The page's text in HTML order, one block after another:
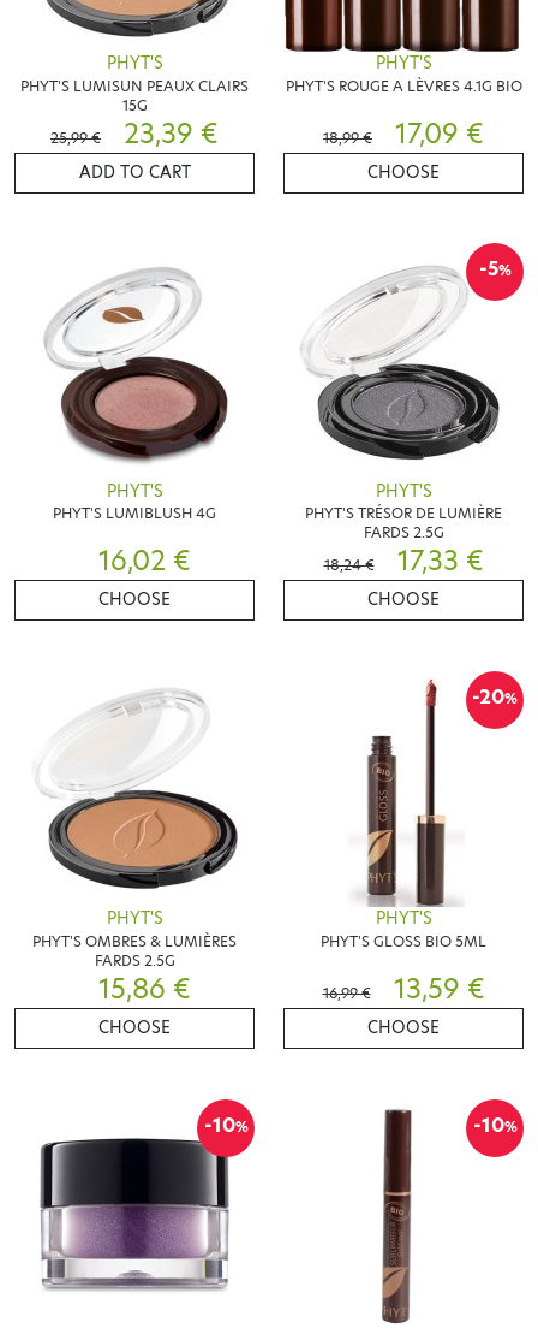
PHYT'S
PHYT'S LUMISUN PEAUX CLAIRS
15G
25,99 €
23,39 €
ADD TO CART
PHYT'S
PHYT'S ROUGE A LÈVRES 4.1G BIO
18,99 € 17,09 €
CHOOSE
PHYT'S
PHYT'S LUMIBLUSH 4G
16,02 €
CHOOSE
-5%
PHYT'S
PHYT'S TRÉSOR DE LUMIÈRE
FARDS 2.5G
18,24 €
17,33 €
CHOOSE
PHYT'S
PHYT'S OMBRES & LUMIÈRES
FARDS 2.5G
15,86 €
CHOOSE
-20%
PHYT'S
PHYT'S GLOSS BIO 5ML
16,99 € 13,59 €
CHOOSE
-10% -10%